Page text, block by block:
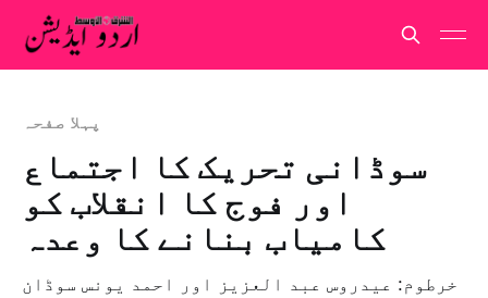
پہلا صفحہ
سوڈانی تحریک کا اجتماع
اور فوج کا انقلاب کو
کامیاب بنانے کا وعدہ
خرطوم: عیدروس عبد العزیز اور احمد یونس سوڈان